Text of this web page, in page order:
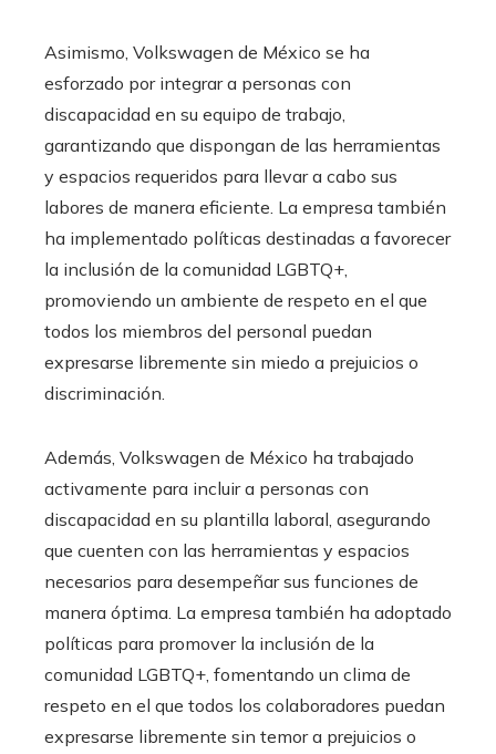
Asimismo, Volkswagen de México se ha
esforzado por integrar a personas con
discapacidad en su equipo de trabajo,
garantizando que dispongan de las herramientas
y espacios requeridos para llevar a cabo sus
labores de manera eficiente. La empresa también
ha implementado políticas destinadas a favorecer
la inclusión de la comunidad LGBTQ+,
promoviendo un ambiente de respeto en el que
todos los miembros del personal puedan
expresarse libremente sin miedo a prejuicios o
discriminación.
Además, Volkswagen de México ha trabajado
activamente para incluir a personas con
discapacidad en su plantilla laboral, asegurando
que cuenten con las herramientas y espacios
necesarios para desempeñar sus funciones de
manera óptima. La empresa también ha adoptado
políticas para promover la inclusión de la
comunidad LGBTQ+, fomentando un clima de
respeto en el que todos los colaboradores puedan
expresarse libremente sin temor a prejuicios o